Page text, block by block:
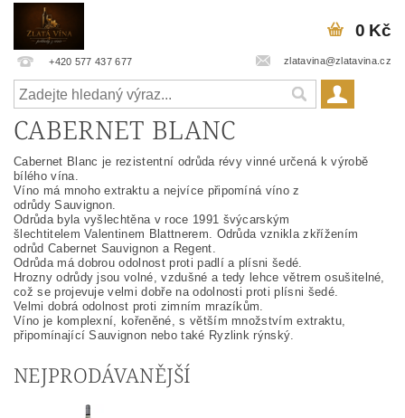
+420 577 437 677 zlatavina@zlatavina.cz
0 Kč
CABERNET BLANC
Cabernet Blanc je rezistentní odrůda révy vinné určená k výrobě
bílého vína.
Víno má mnoho extraktu a nejvíce připomíná víno z
odrůdy Sauvignon.
Odrůda byla vyšlechtěna v roce 1991 švýcarským
šlechtitelem Valentinem Blattnerem. Odrůda vznikla zkřížením
odrůd Cabernet Sauvignon a Regent.
Odrůda má dobrou odolnost proti padlí a plísni šedé.
Hrozny odrůdy jsou volné, vzdušné a tedy lehce větrem osušitelné,
což se projevuje velmi dobře na odolnosti proti plísni šedé.
Velmi dobrá odolnost proti zimním mrazíkům.
Víno je komplexní, kořeněné, s větším množstvím extraktu,
připomínající Sauvignon nebo také Ryzlink rýnský.
NEJPRODÁVANĚJŠÍ